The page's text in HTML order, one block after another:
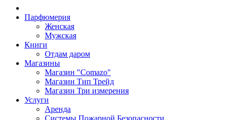
Парфюмерия
Женская
Мужская
Книги
Отдам даром
Магазины
Магазин "Comazo"
Магазин Тип Трейд
Магазин Три измерения
Услуги
Аренда
Системы Пожарной Безопасности